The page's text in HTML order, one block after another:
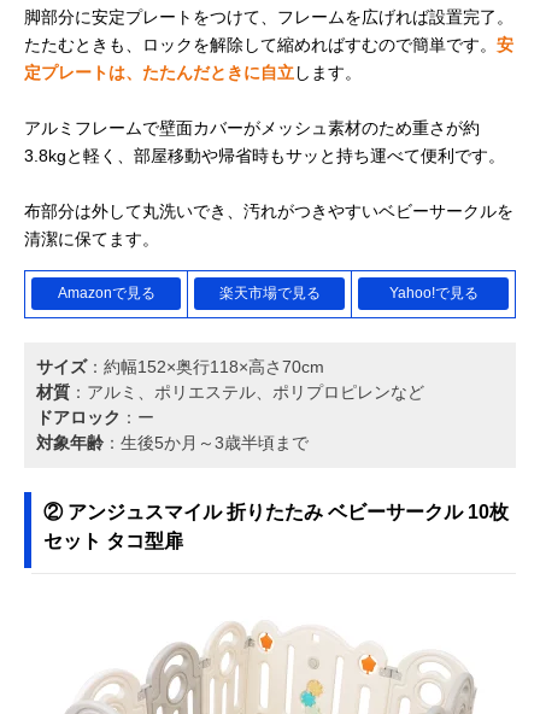
脚部分に安定プレートをつけて、フレームを広げれば設置完了。
たたむときも、ロックを解除して縮めればすむので簡単です。 安
定プレートは、たたんだときに自立します。
アルミフレームで壁面カバーがメッシュ素材のため重さが約
3.8kgと軽く、部屋移動や帰省時もサッと持ち運べて便利です。
布部分は外して丸洗いでき、汚れがつきやすいベビーサークルを
清潔に保てます。
Amazonで見る 楽天市場で見る Yahoo!で見る
サイズ：約幅152×奥行118×高さ70cm
材質 ：アルミ、ポリエステル、ポリプロピレンなど
ドアロック ：ー
対象年齢 ：生後5か月～3歳半頃まで
② アンジュスマイル 折りたたみ ベビーサークル 10枚
セット タコ型扉